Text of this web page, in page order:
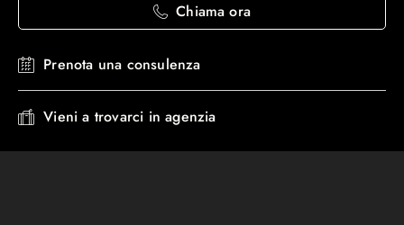
Chiama ora
Prenota una consulenza
Vieni a trovarci in agenzia